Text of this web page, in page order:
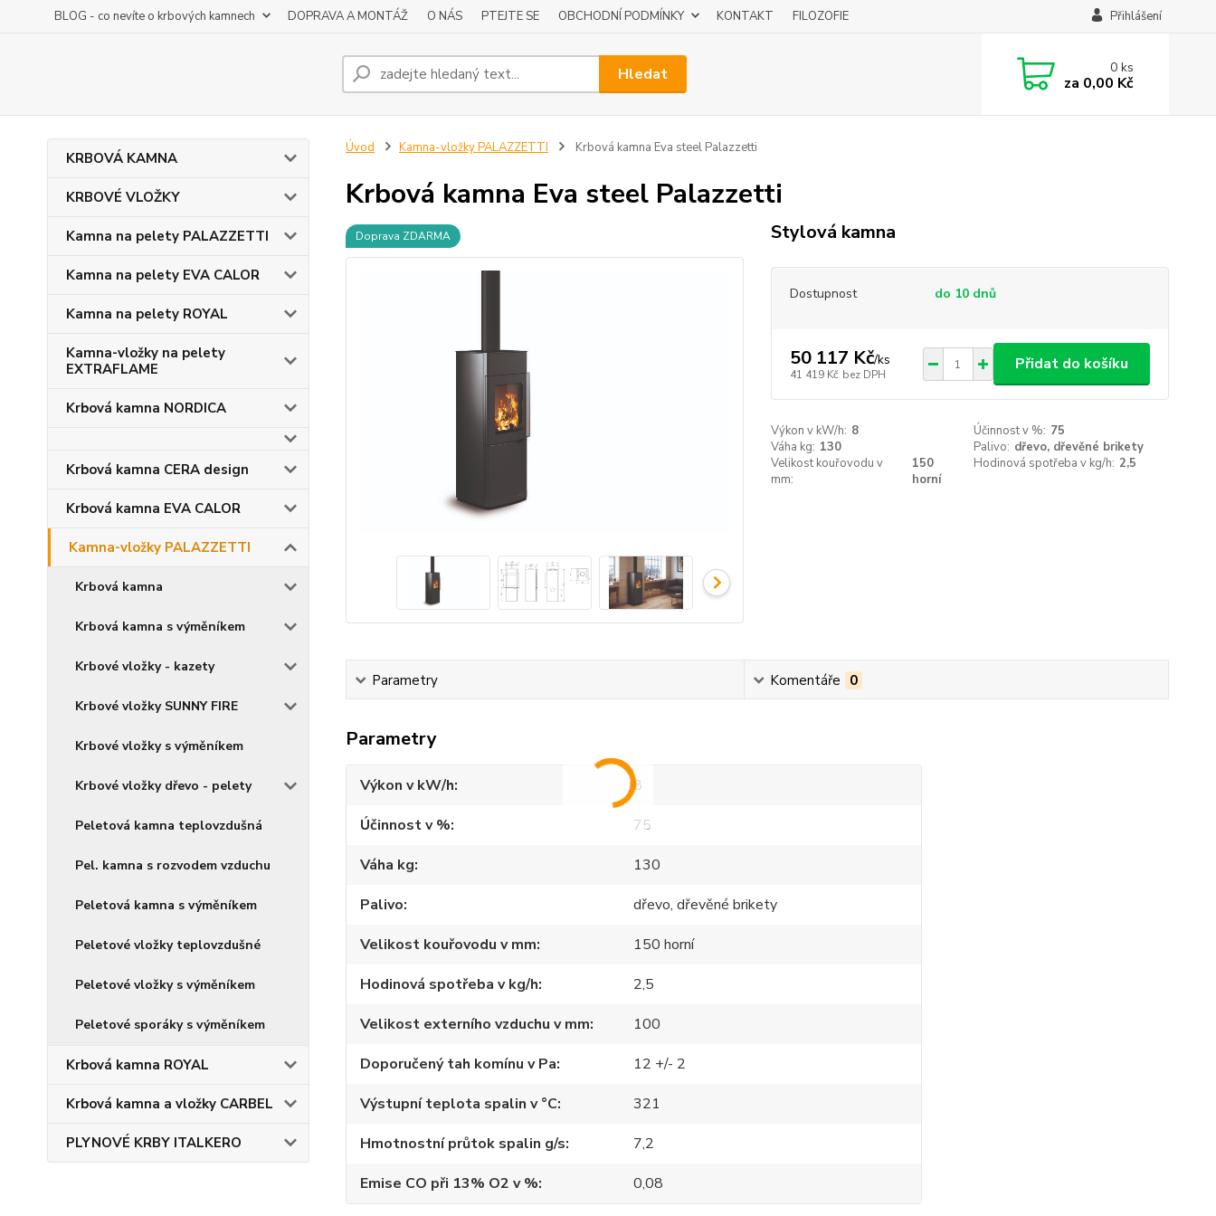
BLOG - co nevíte o krbových kamnech DOPRAVA A MONTÁŽ O NÁS PTEJTE SE OBCHODNÍ PODMÍNKY KONTAKT FILOZOFIE Přihlášení
Hledat 0ks
za 0,00 Kč
KRBOVÁ KAMNA
KRBOVÉ VLOŽKY
Kamna na pelety PALAZZETTI
Kamna na pelety EVA CALOR
Kamna na pelety ROYAL
Kamna-vložky na pelety
EXTRAFLAME
Krbová kamna NORDICA
Krbová kamna CERA design
Krbová kamna EVA CALOR
Kamna-vložky PALAZZETTI
Krbová kamna
Krbová kamna s výměníkem
Krbové vložky - kazety
Krbové vložky SUNNY FIRE
Krbové vložky s výměníkem
Krbové vložky dřevo - pelety
Peletová kamna teplovzdušná
Pel. kamna s rozvodem vzduchu
Peletová kamna s výměníkem
Peletové vložky teplovzdušné
Peletové vložky s výměníkem
Peletové sporáky s výměníkem
Krbová kamna ROYAL
Krbová kamna a vložky CARBEL
PLYNOVÉ KRBY ITALKERO
Úvod Kamna-vložky PALAZZETTI Krbová kamna Eva steel Palazzetti
Krbová kamna Eva steel Palazzetti
Doprava ZDARMA Stylová kamna
Dostupnost do 10 dnů
50 117 Kč/ks
41 419 Kč bez DPH
Přidat do košíku
Výkon v kW/h: 8 Účinnost v %: 75
Váha kg: 130 Palivo: dřevo, dřevěné brikety
Velikost kouřovodu v
mm:
150
horní
Hodinová spotřeba v kg/h: 2,5
Parametry Komentáře 0
Parametry
Výkon v kW/h
8
Účinnost v %
75
Váha kg
130
Palivo
dřevo, dřevěné brikety
Velikost kouřovodu v mm
150 horní
Hodinová spotřeba v kg/h
2,5
Velikost externího vzduchu v mm
100
Doporučený tah komínu v Pa
12 +/- 2
Výstupní teplota spalin v °C
321
Hmotnostní průtok spalin g/s
7,2
Emise CO při 13% O2 v %
0,08